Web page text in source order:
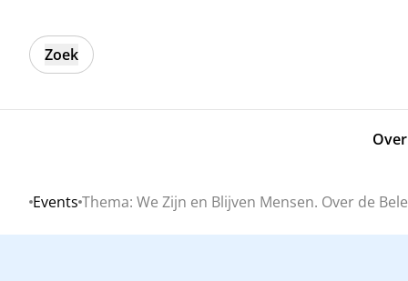
Zoek
Home
Events Thema: We Zijn en Blijven Mensen. Over de